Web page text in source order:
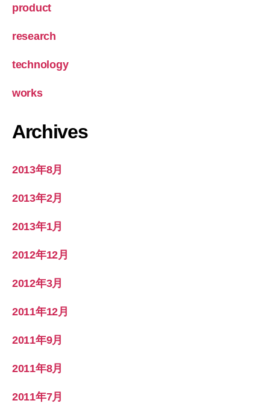
product
research
technology
works
Archives
2013年8月
2013年2月
2013年1月
2012年12月
2012年3月
2011年12月
2011年9月
2011年8月
2011年7月